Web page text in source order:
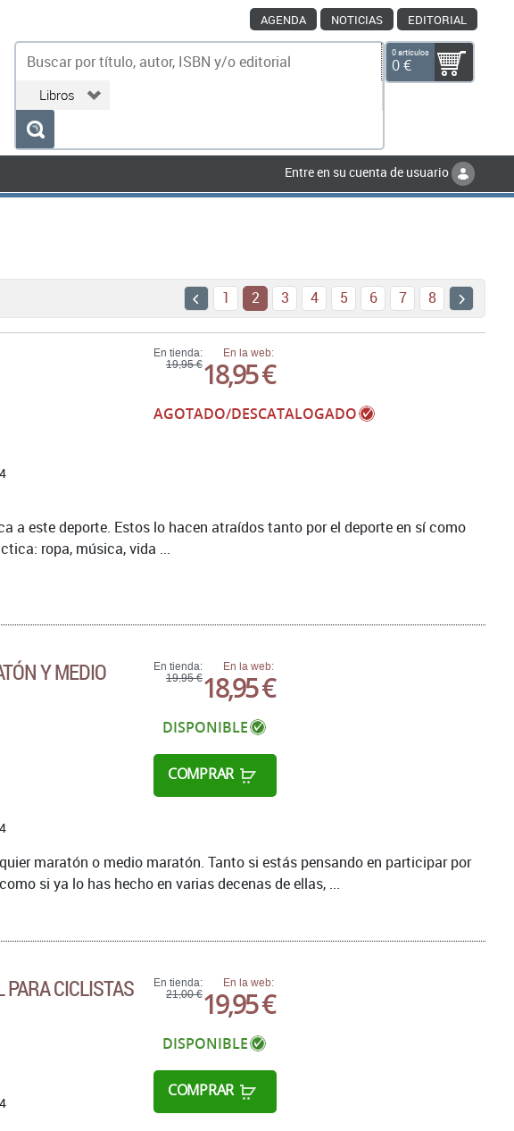
AGENDA NOTICIAS EDITORIAL
0 artículos
0 €
Entre en su cuenta de usuario
1 2 3 4 5 6 7 8
En tienda:
19,95 €
En la web:
18,95 €
AGOTADO/DESCATALOGADO
a este deporte. Estos lo hacen atraídos tanto por el deporte en sí como
ropa, música, vida ...
Y MEDIO
En tienda:
19,95 €
En la web:
18,95 €
DISPONIBLE
COMPRAR
maratón o medio maratón. Tanto si estás pensando en participar por
si ya lo has hecho en varias decenas de ellas, ...
CICLISTAS
En tienda:
21,00 €
En la web:
19,95 €
DISPONIBLE
COMPRAR